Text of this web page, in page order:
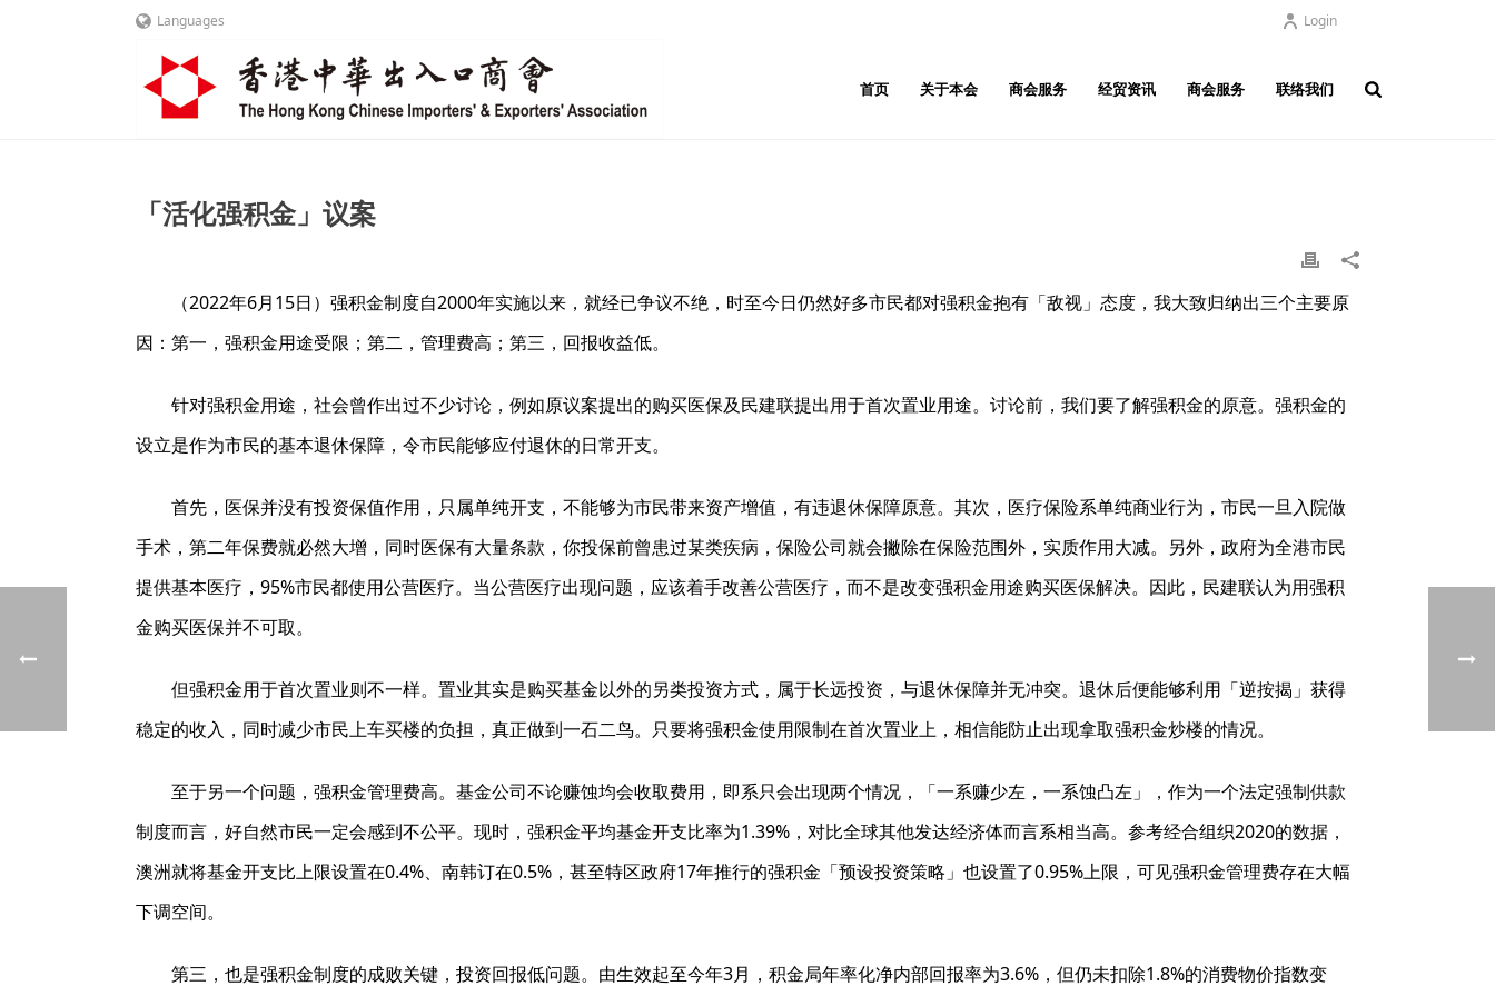
Languages Login
首页 关于本会 商会服务 经贸资讯 商会服务 联络我们
「活化强积金」议案
（2022年6月15日）强积金制度自2000年实施以来，就经已争议不绝，时至今日仍然好多市民都对强积金抱有「敌视」态度，我大致归纳出三个主要原
因：第一，强积金用途受限；第二，管理费高；第三，回报收益低。
针对强积金用途，社会曾作出过不少讨论，例如原议案提出的购买医保及民建联提出用于首次置业用途。讨论前，我们要了解强积金的原意。强积金的
设立是作为市民的基本退休保障，令市民能够应付退休的日常开支。
首先，医保并没有投资保值作用，只属单纯开支，不能够为市民带来资产增值，有违退休保障原意。其次，医疗保险系单纯商业行为，市民一旦入院做
手术，第二年保费就必然大增，同时医保有大量条款，你投保前曾患过某类疾病，保险公司就会撇除在保险范围外，实质作用大减。另外，政府为全港市民
提供基本医疗，95%市民都使用公营医疗。当公营医疗出现问题，应该着手改善公营医疗，而不是改变强积金用途购买医保解决。因此，民建联认为用强积
金购买医保并不可取。
但强积金用于首次置业则不一样。置业其实是购买基金以外的另类投资方式，属于长远投资，与退休保障并无冲突。退休后便能够利用「逆按揭」获得
稳定的收入，同时减少市民上车买楼的负担，真正做到一石二鸟。只要将强积金使用限制在首次置业上，相信能防止出现拿取强积金炒楼的情况。
至于另一个问题，强积金管理费高。基金公司不论赚蚀均会收取费用，即系只会出现两个情况，「一系赚少左，一系蚀凸左」，作为一个法定强制供款
制度而言，好自然市民一定会感到不公平。现时，强积金平均基金开支比率为1.39%，对比全球其他发达经济体而言系相当高。参考经合组织2020的数据，
澳洲就将基金开支比上限设置在0.4%、南韩订在0.5%，甚至特区政府17年推行的强积金「预设投资策略」也设置了0.95%上限，可见强积金管理费存在大幅
下调空间。
第三，也是强积金制度的成败关键，投资回报低问题。由生效起至今年3月，积金局年率化净内部回报率为3.6%，但仍未扣除1.8%的消费物价指数变